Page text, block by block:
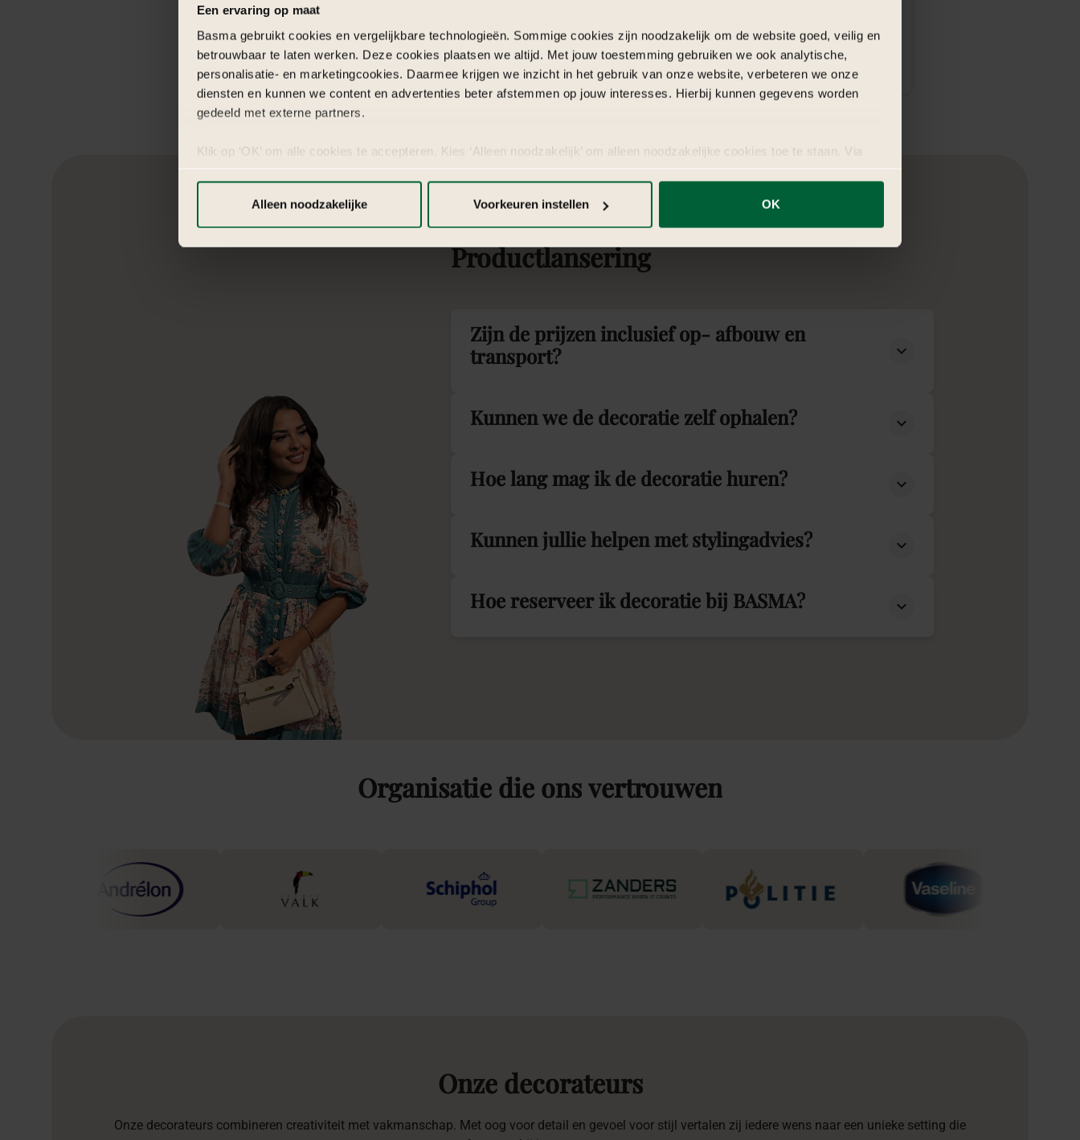
Een ervaring op maat
Basma gebruikt cookies en vergelijkbare technologieën. Sommige cookies zijn noodzakelijk om de website goed, veilig en
betrouwbaar te laten werken. Deze cookies plaatsen we altijd. Met jouw toestemming gebruiken we ook analytische,
personalisatie- en marketingcookies. Daarmee krijgen we inzicht in het gebruik van onze website, verbeteren we onze
diensten en kunnen we content en advertenties beter afstemmen op jouw interesses. Hierbij kunnen gegevens worden
gedeeld met externe partners.
Klik op ‘OK’ om alle cookies te accepteren. Kies ‘Alleen noodzakelijk’ om alleen noodzakelijke cookies toe te staan. Via
Alleen noodzakelijke
Voorkeuren instellen OK
Mail naar info@basma.nl Vul formulier in
Veelgesteldevragenover
Productlansering
Zijn de prijzen inclusief op- afbouw en
transport?
Kunnen we de decoratie zelf ophalen?
Hoe lang mag ik de decoratie huren?
Kunnen jullie helpen met stylingadvies?
Hoe reserveer ik decoratie bij BASMA?
Organisatie die onsvertrouwen
Onze decorateurs
Onze decorateurs combineren creativiteit met vakmanschap. Met oog voor detail en gevoel voor stijl vertalen zij iedere wens naar een unieke setting die